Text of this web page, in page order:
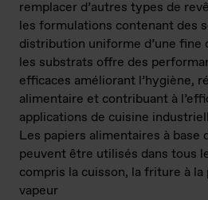
remplacer d’autres types de
les formulations contenant des
distribution uniforme d’une fine
les substrats offre des
efficaces améliorant l’hygiène,
alimentaire et contribuant à
applications de cuisine
Les papiers alimentaires à base
peuvent être utilisés dans tous
compris la cuisson, la friture à la
vapeur